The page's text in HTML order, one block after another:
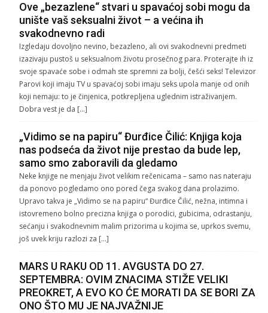
Ove „bezazlene“ stvari u spavaćoj sobi mogu da
unište vaš seksualni život – a većina ih
svakodnevno radi
Izgledaju dovoljno nevino, bezazleno, ali ovi svakodnevni predmeti
izazivaju pustoš u seksualnom životu prosečnog para. Proterajte ih iz
svoje spavaće sobe i odmah ste spremni za bolji, češći seks! Televizor
Parovi koji imaju TV u spavaćoj sobi imaju seks upola manje od onih
koji nemaju: to je činjenica, potkrepljena uglednim istraživanjem.
Dobra vest je da […]
„Vidimo se na papiru“ Đurđice Čilić: Knjiga koja
nas podseća da život nije prestao da bude lep,
samo smo zaboravili da gledamo
Neke knjige ne menjaju život velikim rečenicama – samo nas nateraju
da ponovo pogledamo ono pored čega svakog dana prolazimo.
Upravo takva je „Vidimo se na papiru“ Đurđice Čilić, nežna, intimna i
istovremeno bolno precizna knjiga o porodici, gubicima, odrastanju,
sećanju i svakodnevnim malim prizorima u kojima se, uprkos svemu,
još uvek kriju razlozi za […]
MARS U RAKU OD 11. AVGUSTA DO 27.
SEPTEMBRA: OVIM ZNACIMA STIŽE VELIKI
PREOKRET, A EVO KO ĆE MORATI DA SE BORI ZA
ONO ŠTO MU JE NAJVAŽNIJE